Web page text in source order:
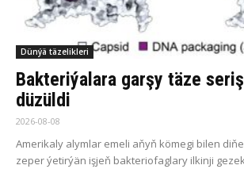
Dünýä täzelikleri
Bakteriýalara garşy täze
düzüldi
2026-08-08
Amerikaly alymlar emeli aňyň kömegi bilen
zeper ýetirýän işjeň bakteriofaglary ilkinji